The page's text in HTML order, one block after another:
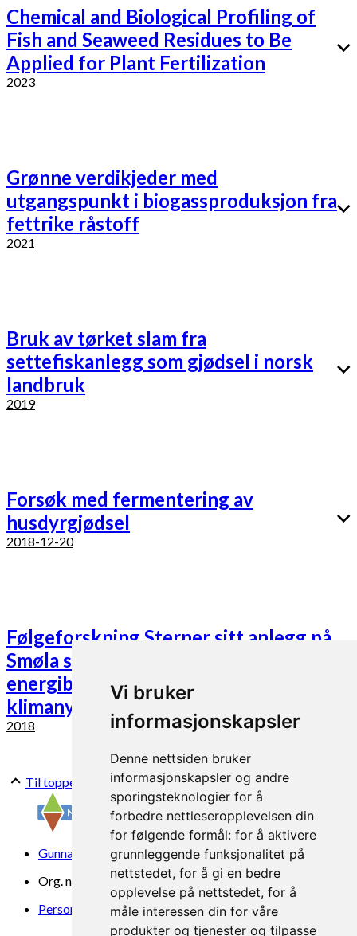
Vi bruker
informasjonskapsler
Denne nettsiden bruker
informasjonskapsler og andre
sporingsteknologier for å
forbedre nettleseropplevelsen din
for følgende formål: for å aktivere
grunnleggende funksjonalitet på
nettstedet, for å gi en bedre
opplevelse på nettstedet, for å
måle interessen din for våre
produkter og tjenester og tilpasse
Chemical and Biological Profiling of
Fish and Seaweed Residues to Be
Applied for Plant Fertilization
2023
Grønne verdikjeder med
utgangspunkt i biogassproduksjon fra
fettrike råstoff
2021
Bruk av tørket slam fra
settefiskanlegg som gjødsel i norsk
landbruk
2019
Forsøk med fermentering av
husdyrgjødsel
2018-12-20
Følgeforskning Sterner sitt anlegg på
Smøla settefisk - masse- og
energibalanser, økonomi og
klimanytte
2018
Til toppen
Gunnars veg 6, 6630 Tingvoll
Org. nr. 969 840 383
Personvern